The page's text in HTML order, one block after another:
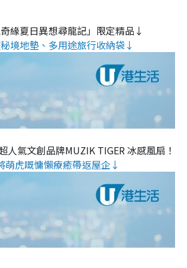
緣夏日異想尋龍記」限定精品↓
境地墊、多用途旅行收納袋↓
人氣文創品牌MUZIK TIGER 冰感風扇！
萌虎嘅慵懶療癒帶返屋企↓